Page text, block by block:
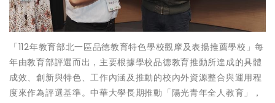
「112年教育部北一區品德教育特色學校觀摩及表揚推薦學校」每
年由教育部評選而出，主要根據學校品德教育推動所達成的具體
成效、創新與特色、工作內涵及推動的校內外資源整合與運用程
度來作為評選基準。中華大學長期推動「陽光青年全人教育」，